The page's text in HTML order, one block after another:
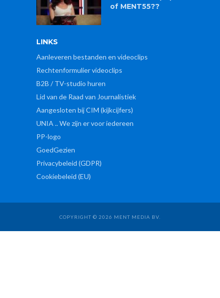
of MENT55??
LINKS
Aanleveren bestanden en videoclips
Rechtenformulier videoclips
B2B / TV-studio huren
Lid van de Raad van Journalistiek
Aangesloten bij CIM (kijkcijfers)
UNIA .. We zijn er voor iedereen
PP-logo
GoedGezien
Privacybeleid (GDPR)
Cookiebeleid (EU)
COPYRIGHT © 2026 MENT MEDIA BV.